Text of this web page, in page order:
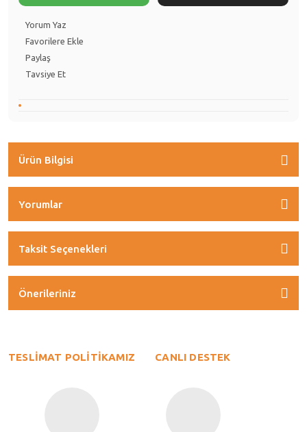
Yorum Yaz
Paylaş
Tavsiye Et
Ürün Bilgisi
Yorumlar
Taksit Seçenekleri
Önerileriniz
TESLİMAT POLİTİKAMIZ CANLI DESTEK